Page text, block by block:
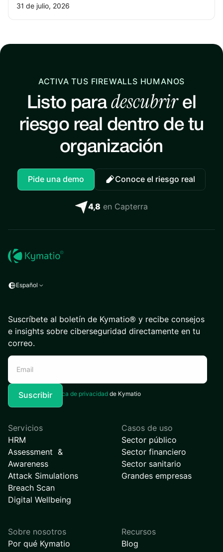
31 de julio, 2026
ACTIVA TUS FIREWALLS HUMANOS
Listo paradescubrirel
riesgo real dentro de tu
organización
Pide una demo Conoce el riesgo real
4,8 en Capterra
Español
Suscríbete al boletín de Kymatio® y recibe consejos
e insights sobre ciberseguridad directamente en tu
correo.
Acepto laPolítica de privacidad de Kymatio
Servicios
HRM
Assessment &
Awareness
Attack Simulations
Breach Scan
Digital Wellbeing
Casos de uso
Sector público
Sector financiero
Sector sanitario
Grandes empresas
Sobre nosotros
Por qué Kymatio
Recursos
Blog